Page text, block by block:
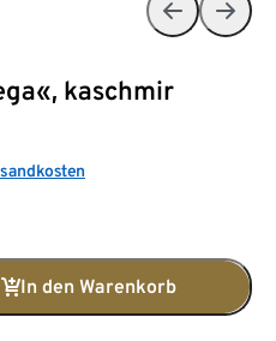
kaschmir
In den Warenkorb